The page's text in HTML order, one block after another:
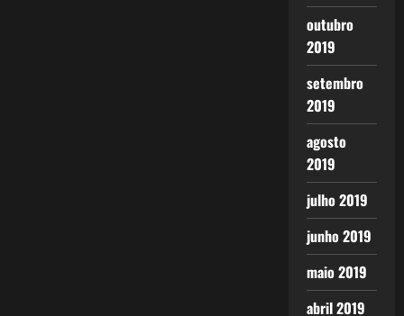
outubro
2019
setembro
2019
agosto
2019
julho 2019
junho 2019
maio 2019
abril 2019